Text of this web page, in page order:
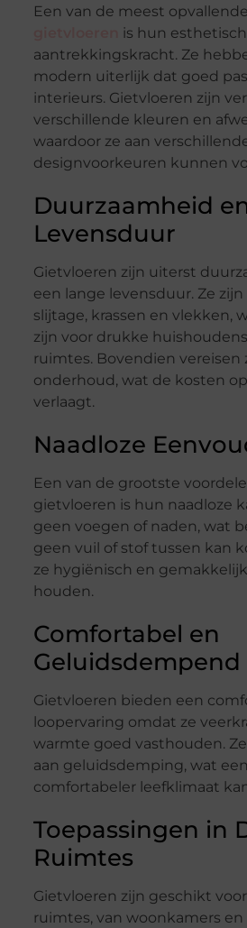
Een van de meest
is hun
aantrekkingskracht. Ze
modern uiterlijk dat goed
interieurs. Gietvloeren zijn
verschillende kleuren en
waardoor ze aan
designvoorkeuren kunnen
Duurzaamheid
Levensduur
Gietvloeren zijn uiterst
een lange levensduur. Ze
slijtage, krassen en vlekken,
zijn voor drukke
ruimtes. Bovendien vereisen
onderhoud, wat de kosten
verlaagt.
Naadloze
Een van de grootste
gietvloeren is hun naadloze
geen voegen of naden, wat
geen vuil of stof tussen kan
ze hygiënisch en
houden.
Comfortabel en
Geluidsdempend
Gietvloeren bieden een
loopervaring omdat ze
warmte goed vasthouden.
aan geluidsdemping, wat
comfortabeler leefklimaat
Toepassingen in
Ruimtes
Gietvloeren zijn geschikt
ruimtes, van woonkamers